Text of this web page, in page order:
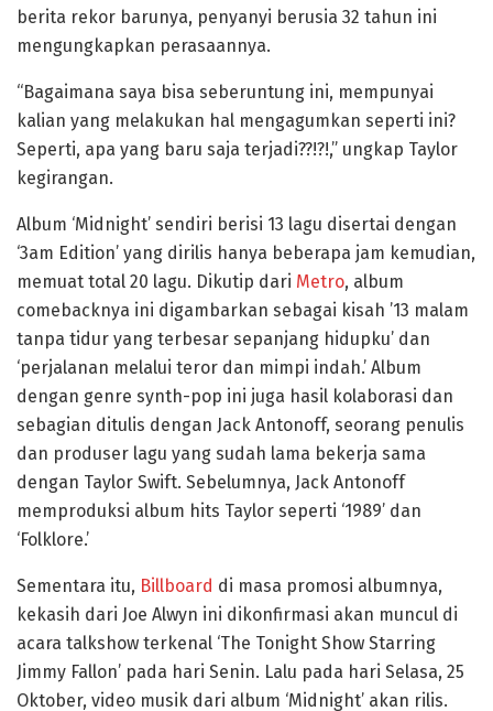
berita rekor barunya, penyanyi berusia 32 tahun ini
mengungkapkan perasaannya.
“Bagaimana saya bisa seberuntung ini, mempunyai
kalian yang melakukan hal mengagumkan seperti ini?
Seperti, apa yang baru saja terjadi??!?!,” ungkap Taylor
kegirangan.
Album ‘Midnight’ sendiri berisi 13 lagu disertai dengan
‘3am Edition’ yang dirilis hanya beberapa jam kemudian,
memuat total 20 lagu. Dikutip dari Metro, album
comebacknya ini digambarkan sebagai kisah ’13 malam
tanpa tidur yang terbesar sepanjang hidupku’ dan
‘perjalanan melalui teror dan mimpi indah.’ Album
dengan genre synth-pop ini juga hasil kolaborasi dan
sebagian ditulis dengan Jack Antonoff, seorang penulis
dan produser lagu yang sudah lama bekerja sama
dengan Taylor Swift. Sebelumnya, Jack Antonoff
memproduksi album hits Taylor seperti ‘1989’ dan
‘Folklore.’
Sementara itu, Billboard di masa promosi albumnya,
kekasih dari Joe Alwyn ini dikonfirmasi akan muncul di
acara talkshow terkenal ‘The Tonight Show Starring
Jimmy Fallon’ pada hari Senin. Lalu pada hari Selasa, 25
Oktober, video musik dari album ‘Midnight’ akan rilis.